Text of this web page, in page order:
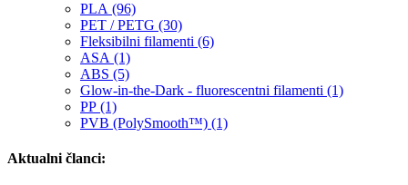
PLA (96)
PET / PETG (30)
Fleksibilni filamenti (6)
ASA (1)
ABS (5)
Glow-in-the-Dark - fluorescentni filamenti (1)
PP (1)
PVB (PolySmooth™) (1)
Aktualni članci: